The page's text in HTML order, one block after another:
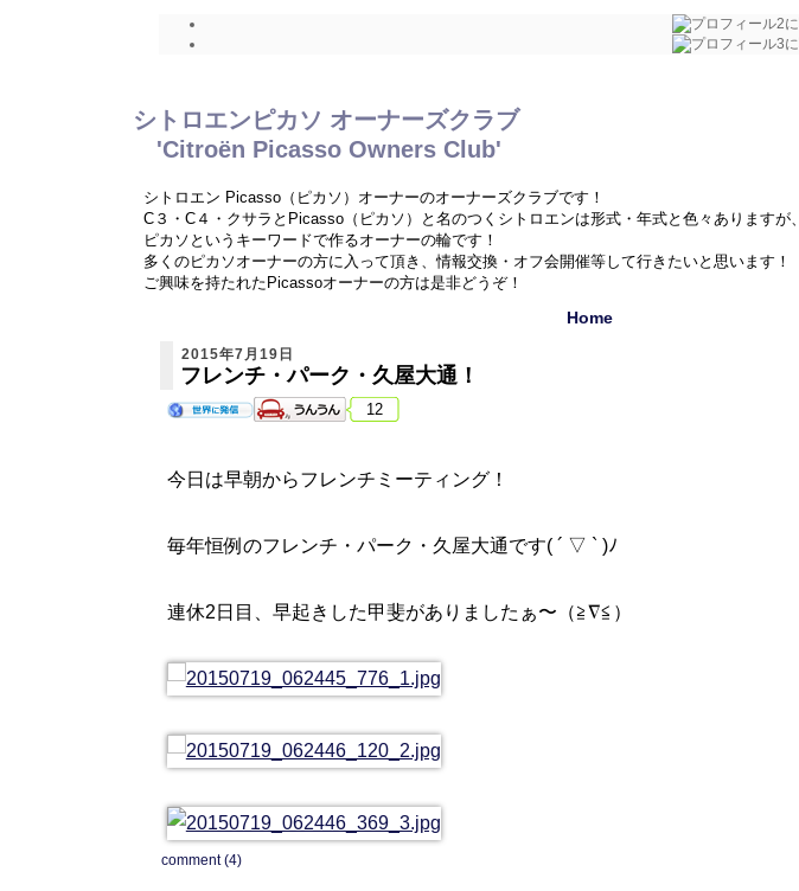
シトロエンピカソ オーナーズクラブ
'Citroën Picasso Owners Club'
シトロエン Picasso（ピカソ）オーナーのオーナーズクラブです！
C３・C４・クサラとPicasso（ピカソ）と名のつくシトロエンは形式・年式と色々ありますが、
ピカソというキーワードで作るオーナーの輪です！
多くのピカソオーナーの方に入って頂き、情報交換・オフ会開催等して行きたいと思います！
ご興味を持たれたPicassoオーナーの方は是非どうぞ！
Home
2015年7月19日
フレンチ・パーク・久屋大通！
12
今日は早朝からフレンチミーティング！
毎年恒例のフレンチ・パーク・久屋大通です( ´ ▽ ` )ﾉ
連休2日目、早起きした甲斐がありましたぁ〜（≧∇≦）
comment (4)